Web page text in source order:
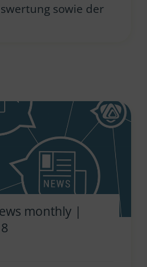
sowie der
monthly |